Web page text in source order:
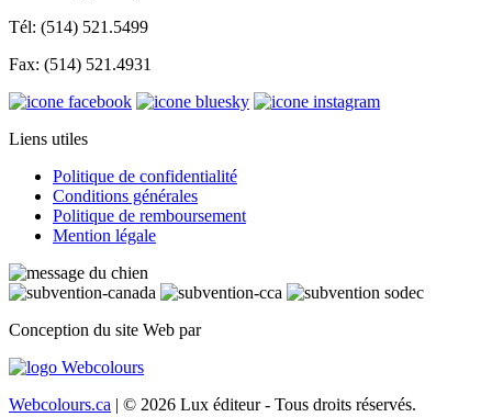
Tél: (514) 521.5499
Fax: (514) 521.4931
Liens utiles
Politique de confidentialité
Conditions générales
Politique de remboursement
Mention légale
Conception du site Web par
Webcolours.ca | © 2026 Lux éditeur - Tous droits réservés.